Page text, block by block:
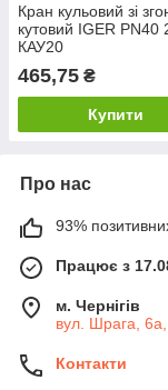
Кран кульовий зі
кутовий IGER PN40
КАУ20
465,75 ₴
Купити
Про нас
93%
Працює з
м. Чернігів
вул. Шрага, 6а,
Контакти